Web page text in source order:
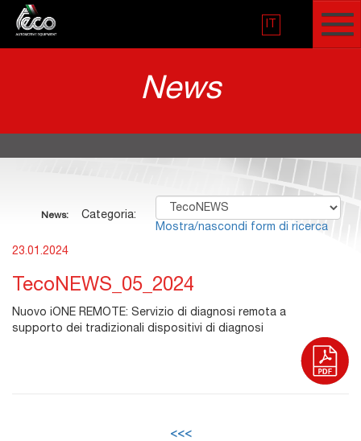
IT
News
News: Categoria:
Mostra/nascondi form di ricerca
23.01.2024
TecoNEWS_05_2024
Nuovo iONE REMOTE: Servizio di diagnosi remota a
supporto dei tradizionali dispositivi di diagnosi
<<<